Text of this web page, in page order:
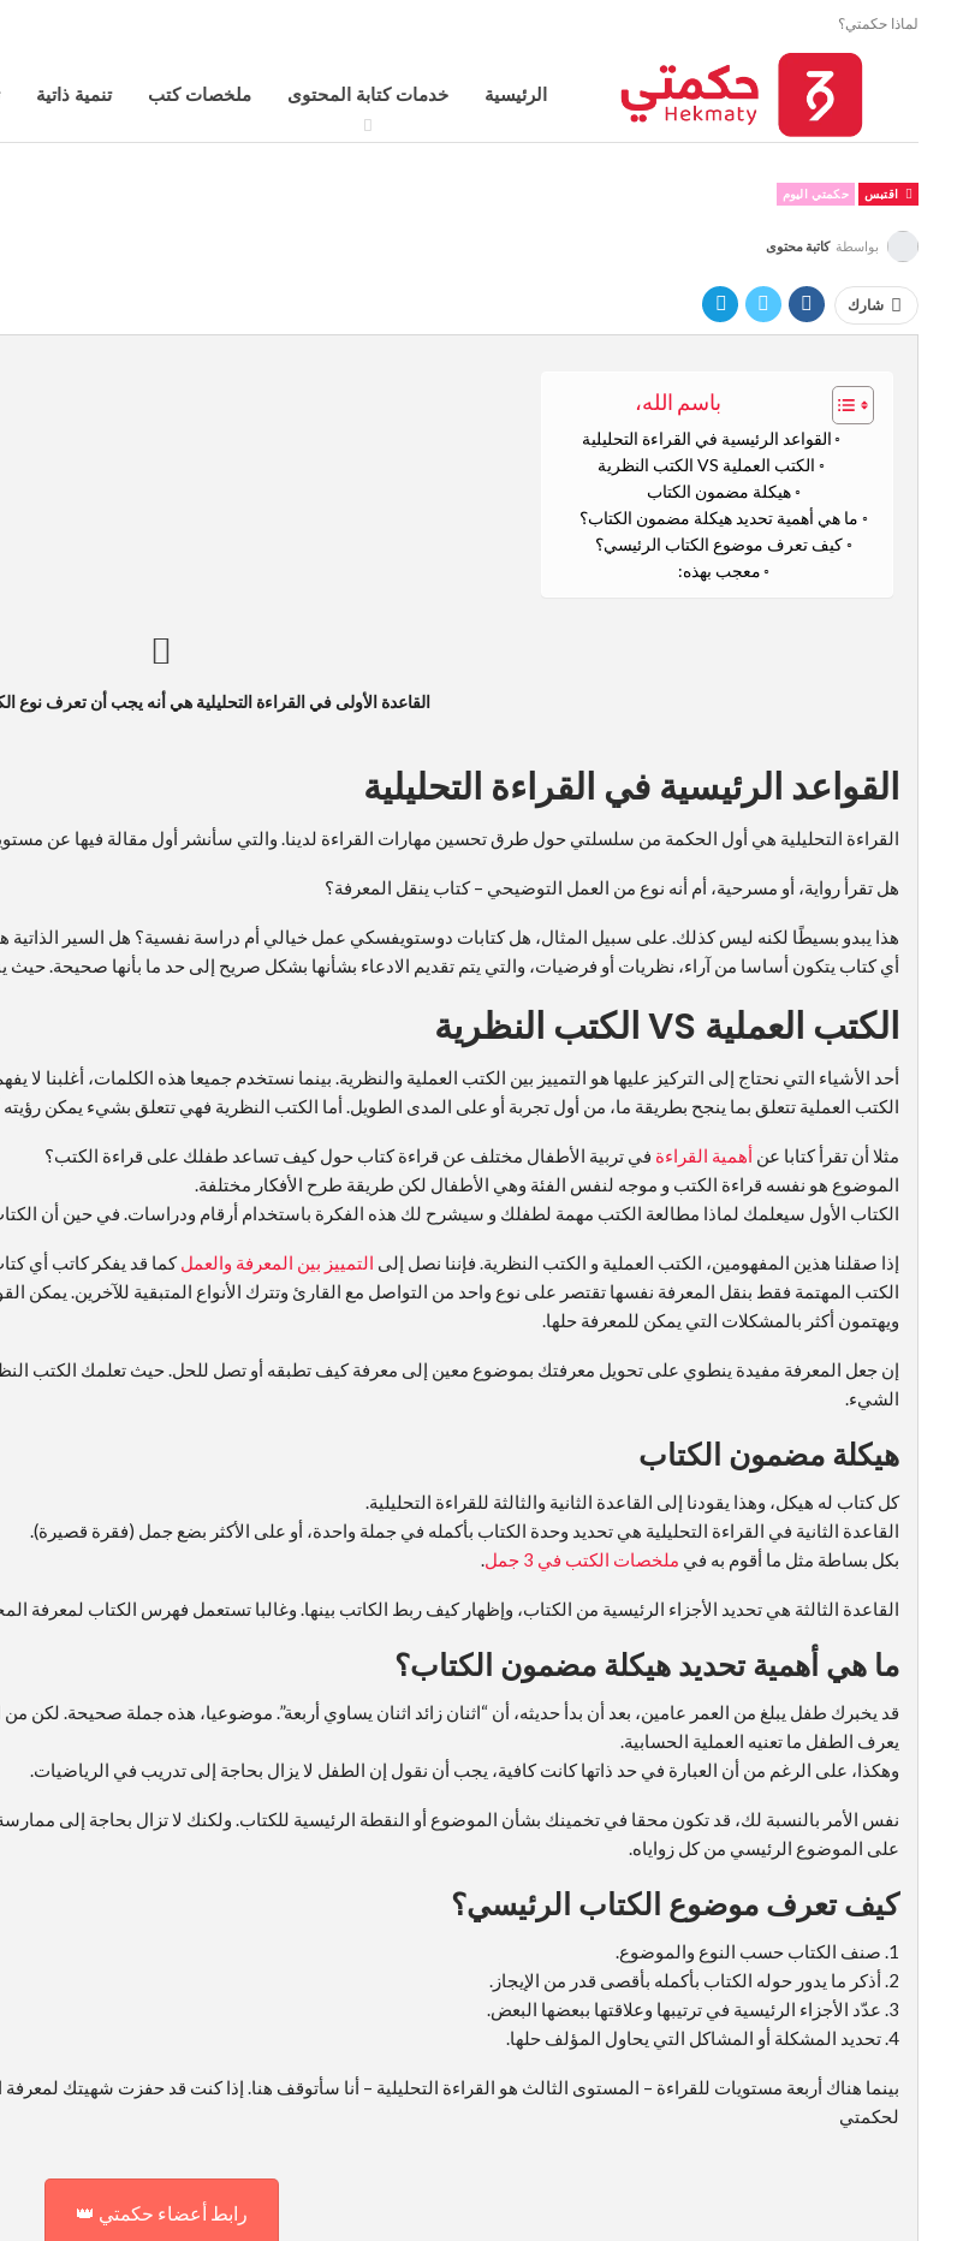
لماذا حكمتي؟
الرئيسية خدمات كتابة المحتوى ملخصات كتب تنمية ذاتية
اقتبس حكمتي اليوم
بواسطة كاتبة محتوى
شارك
باسم الله،
القواعد الرئيسية في القراءة التحليلية
الكتب العملية VS الكتب النظرية
هيكلة مضمون الكتاب
ما هي أهمية تحديد هيكلة مضمون الكتاب؟
كيف تعرف موضوع الكتاب الرئيسي؟
معجب بهذه:
القاعدة الأولى في القراءة التحليلية هي أنه يجب أن تعرف نوع
القواعد الرئيسية في القراءة التحليلية
القراءة التحليلية هي أول الحكمة من سلسلتي حول طرق تحسين مهارات القراءة لدينا. والتي سأنشر أول مقالة فيها عن
هل تقرأ رواية، أو مسرحية، أم أنه نوع من العمل التوضيحي – كتاب ينقل المعرفة؟
هذا يبدو بسيطًا لكنه ليس كذلك. على سبيل المثال، هل كتابات دوستويفسكي عمل خيالي أم دراسة نفسية؟ هل السير
أي كتاب يتكون أساسا من آراء، نظريات أو فرضيات، والتي يتم تقديم الادعاء بشأنها بشكل صريح إلى حد ما بأنها صحيحة.
الكتب العملية VS الكتب النظرية
أحد الأشياء التي نحتاج إلى التركيز عليها هو التمييز بين الكتب العملية والنظرية. بينما نستخدم جميعا هذه الكلمات، أغلبنا لا
الكتب العملية تتعلق بما ينجح بطريقة ما، من أول تجربة أو على المدى الطويل. أما الكتب النظرية فهي تتعلق بشيء يمكن رؤيته
مثلا أن تقرأ كتابا عن أهمية القراءة في تربية الأطفال مختلف عن قراءة كتاب حول كيف تساعد طفلك على قراءة الكتب؟
الموضوع هو نفسه قراءة الكتب و موجه لنفس الفئة وهي الأطفال لكن طريقة طرح الأفكار مختلفة.
الكتاب الأول سيعلمك لماذا مطالعة الكتب مهمة لطفلك و سيشرح لك هذه الفكرة باستخدام أرقام ودراسات. في حين أن
إذا صقلنا هذين المفهومين، الكتب العملية و الكتب النظرية. فإننا نصل إلى التمييز بين المعرفة والعملكما قد يفكر كاتب أي
الكتب المهتمة فقط بنقل المعرفة نفسها تقتصر على نوع واحد من التواصل مع القارئ وتترك الأنواع المتبقية للآخرين. يمكن
ويهتمون أكثر بالمشكلات التي يمكن للمعرفة حلها.
إن جعل المعرفة مفيدة ينطوي على تحويل معرفتك بموضوع معين إلى معرفة كيف تطبقه أو تصل للحل. حيث تعلمك الكتب
الشيء.
هيكلة مضمون الكتاب
كل كتاب له هيكل، وهذا يقودنا إلى القاعدة الثانية والثالثة للقراءة التحليلية.
القاعدة الثانية في القراءة التحليلية هي تحديد وحدة الكتاب بأكمله في جملة واحدة، أو على الأكثر بضع جمل (فقرة قصيرة).
بكل بساطة مثل ما أقوم به في ملخصات الكتب في 3 جمل .
القاعدة الثالثة هي تحديد الأجزاء الرئيسية من الكتاب، وإظهار كيف ربط الكاتب بينها. وغالبا تستعمل فهرس الكتاب لمعرفة
ما هي أهمية تحديد هيكلة مضمون الكتاب؟
قد يخبرك طفل يبلغ من العمر عامين، بعد أن بدأ حديثه، أن “اثنان زائد اثنان يساوي أربعة”. موضوعيا، هذه جملة صحيحة. لكن
يعرف الطفل ما تعنيه العملية الحسابية.
وهكذا، على الرغم من أن العبارة في حد ذاتها كانت كافية، يجب أن نقول إن الطفل لا يزال بحاجة إلى تدريب في الرياضيات.
نفس الأمر بالنسبة لك، قد تكون محقا في تخمينك بشأن الموضوع أو النقطة الرئيسية للكتاب. ولكنك لا تزال بحاجة إلى
على الموضوع الرئيسي من كل زواياه.
كيف تعرف موضوع الكتاب الرئيسي؟
1. صنف الكتاب حسب النوع والموضوع.
2. أذكر ما يدور حوله الكتاب بأكمله بأقصى قدر من الإيجاز.
3. عدّد الأجزاء الرئيسية في ترتيبها وعلاقتها ببعضها البعض.
4. تحديد المشكلة أو المشاكل التي يحاول المؤلف حلها.
بينما هناك أربعة مستويات للقراءة – المستوى الثالث هو القراءة التحليلية – أنا سأتوقف هنا. إذا كنت قد حفزت شهيتك
لحكمتي
رابط أعضاء حكمتي 👑